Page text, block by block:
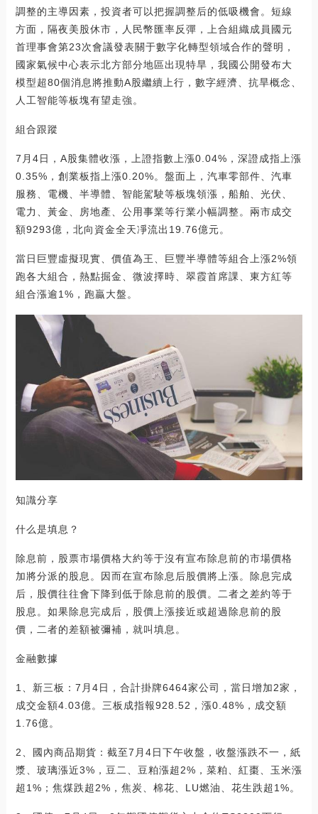
調整的主導因素，投資者可以把握調整后的低吸機會。短線
方面，隔夜美股休市，人民幣匯率反彈，上合組織成員國元
首理事會第23次會議發表關于數字化轉型領域合作的聲明，
國家氣候中心表示北方部分地區出現特旱，我國公開發布大
模型超80個消息將推動A股繼續上行，數字經濟、抗旱概念、
人工智能等板塊有望走強。
組合跟蹤
7月4日，A股集體收漲，上證指數上漲0.04%，深證成指上漲
0.35%，創業板指上漲0.20%。盤面上，汽車零部件、汽車
服務、電機、半導體、智能駕駛等板塊領漲，船舶、光伏、
電力、黃金、房地產、公用事業等行業小幅調整。兩市成交
額9293億，北向資金全天凈流出19.76億元。
當日巨豐虛擬現實、價值為王、巨豐半導體等組合上漲2%領
跑各大組合，熱點掘金、微波擇時、翠霞首席課、東方紅等
組合漲逾1%，跑贏大盤。
知識分享
什么是填息？
除息前，股票市場價格大約等于沒有宣布除息前的市場價格
加將分派的股息。因而在宣布除息后股價將上漲。除息完成
后，股價往往會下降到低于除息前的股價。二者之差約等于
股息。如果除息完成后，股價上漲接近或超過除息前的股
價，二者的差額被彌補，就叫填息。
金融數據
1、新三板：7月4日，合計掛牌6464家公司，當日增加2家，
成交金額4.03億。三板成指報928.52，漲0.48%，成交額
1.76億。
2、國內商品期貨：截至7月4日下午收盤，收盤漲跌不一，紙
漿、玻璃漲近3%，豆二、豆粕漲超2%，菜粕、紅棗、玉米漲
超1%；焦煤跌超2%，焦炭、棉花、LU燃油、花生跌超1%。